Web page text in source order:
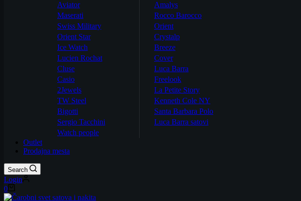
Aviator
Amalys
Maserati
Rocco Barocco
Swiss Military
Orient
Orient Star
Crystalp
Ice Watch
Breeze
Lucien Rochat
Cover
Cluse
Luca Barra
Casio
Freelook
2Jewels
La Petite Story
TW Steel
Kenneth Cole NY
Bigotti
Santa Barbara Polo
Sergio Tacchini
Luca Barra satovi
Watch people
Outlet
Prodajna mesta
Search
Login
Shopping
cart
0